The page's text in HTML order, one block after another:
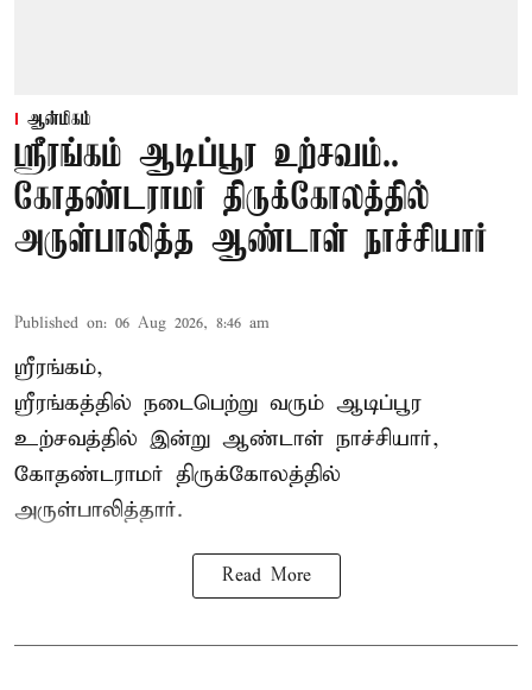
ஆன்மிகம்
ஸ்ரீரங்கம் ஆடிப்பூர உற்சவம்..
கோதண்டராமர் திருக்கோலத்தில்
அருள்பாலித்த ஆண்டாள் நாச்சியார்
Published on: 06 Aug 2026, 8:46 am
ஸ்ரீரங்கம்,
ஸ்ரீரங்கத்தில் நடைபெற்று வரும் ஆடிப்பூர
உற்சவத்தில் இன்று ஆண்டாள் நாச்சியார்,
கோதண்டராமர் திருக்கோலத்தில்
அருள்பாலித்தார்.
Read More